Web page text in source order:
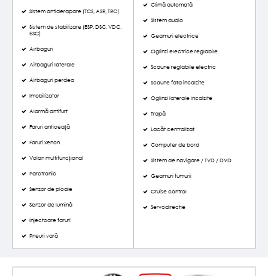
Sistem antiderapare (TCS, ASR, TRC)
Sistem de stabilizare (ESP, DSC, VDC,
ESC)
Airbaguri
Airbaguri laterale
Airbaguri perdea
Imobilizator
Alarmă antifurt
Faruri anticeață
Faruri xenon
Volan multifuncțional
Parctronic
Senzor de ploaie
Senzor de lumină
Injectoare faruri
Pneuri vară
Climă automată
Sistem audio
Geamuri electrice
Oglinzi electrice reglabile
Scaune reglabile electric
Scaune fata incalzite
Oglinzi laterale incalzite
Trapă
Lacăt centralizat
Computer de bord
Sistem de navigare / TVD / DVD
Geamuri fumurii
Cruise control
Servodirectie